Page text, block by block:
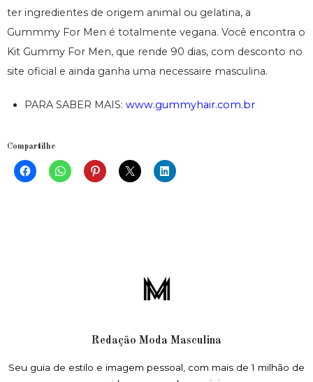
ter ingredientes de origem animal ou gelatina, a
Gummmy For Men é totalmente vegana. Você encontra o
Kit Gummy For Men, que rende 90 dias, com desconto no
site oficial e ainda ganha uma necessaire masculina.
PARA SABER MAIS: www.gummyhair.com.br
Compartilhe
Redação Moda Masculina
Seu guia de estilo e imagem pessoal, com mais de 1 milhão de